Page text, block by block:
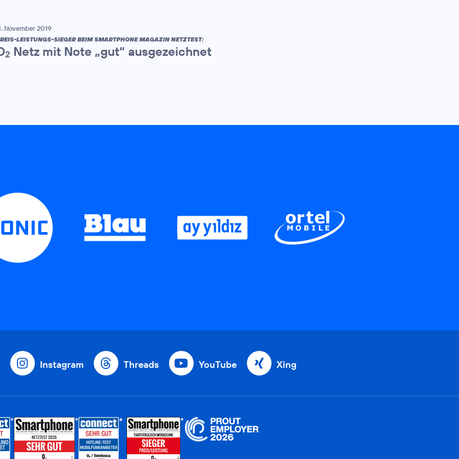
November 2019
LEISTUNGS-SIEGER BEIM SMARTPHONE MAGAZIN NETZTEST:
2 Netz mit Note „gut“ ausgezeichnet
Instagram Threads YouTube Xing